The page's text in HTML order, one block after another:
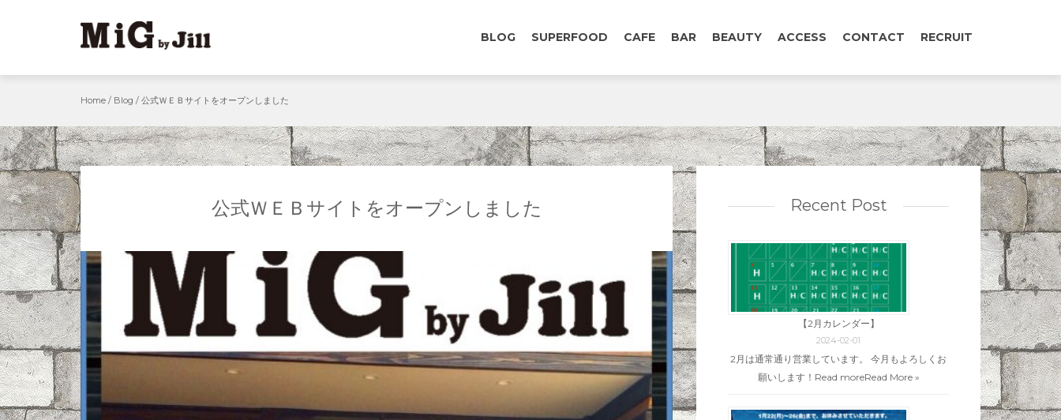
BLOG SUPERFOOD CAFE BAR BEAUTY ACCESS CONTACT RECRUIT
Home / Blog / 公式ＷＥＢサイトをオープンしました
公式ＷＥＢサイトをオープンしました Recent Post
【2月カレンダー】
2024-02-01
2月は通常通り営業しています。 今月もよろしくお
願いします！Read moreRead More »